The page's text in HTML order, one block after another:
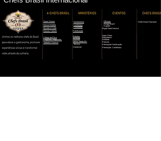
Quem Somos
Nossa História
Missão e Visão
Nossos Valores
Código de Ética
Trabalhe Conosco
Gastronomia
Confeitaria
Pizzaiolos
Panificação
Bebidas
Melhor Idade 60+
Comercial
Técnico
Oficinas
Anuga Brazil
Expotel
Chefs Brasil Nacional
Fispal Food Service
Inclusão
Perguntas Frequentes
Apas Show
Naturaltech
Seafood
Prowine
Premiação Panificação
Premiação Confeitaria